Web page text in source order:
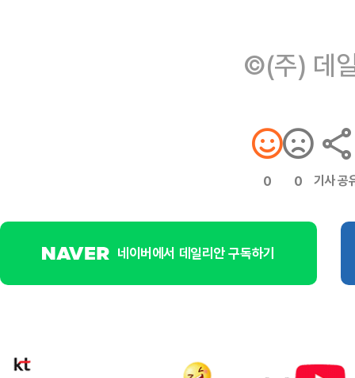
©(주) 데
0 0 기사 공
네이버에서 데일리안 구독하기